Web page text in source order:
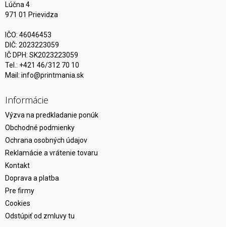
Lúčna 4
971 01 Prievidza
IČO: 46046453
DIČ: 2023223059
IČ DPH: SK2023223059
Tel.: +421 46/312 70 10
Mail: info@printmania.sk
Informácie
Výzva na predkladanie ponúk
Obchodné podmienky
Ochrana osobných údajov
Reklamácie a vrátenie tovaru
Kontakt
Doprava a platba
Pre firmy
Cookies
Odstúpiť od zmluvy tu